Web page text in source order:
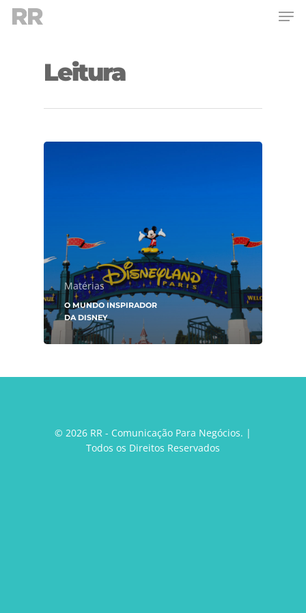
Leitura
Matérias
O MUNDO INSPIRADOR
DA DISNEY
© 2026 RR - Comunicação Para Negócios. |
Todos os Direitos Reservados